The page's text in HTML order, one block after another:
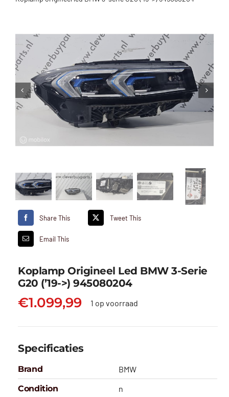
Share This Tweet This
Email This
Koplamp Origineel Led BMW 3-Serie
G20 (’19->) 945080204
€1.099,99 1 op voorraad
Specificaties
Brand
BMW
Condition
n